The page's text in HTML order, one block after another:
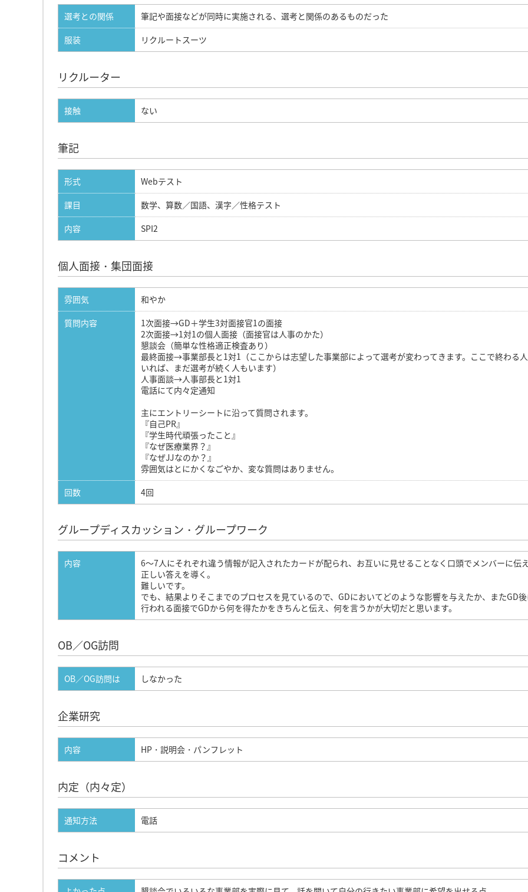
選考との関係
筆記や面接などが同時に実施される、選考と関係のあるものだった
服装
リクルートスーツ
リクルーター
接触 ない
筆記
形式
Webテスト
課目
数学、算数／国語、漢字／性格テスト
内容
SPI2
個人面接・集団面接
雰囲気
和やか
質問内容
1次面接→GD＋学生3対面接官1の面接
2次面接→1対1の個人面接（面接官は人事のかた）
懇談会（簡単な性格適正検査あり）
最終面接→事業部長と1対1（ここからは志望した事業部によって選考が変わってきます。ここで終わる
いれば、まだ選考が続く人もいます）
人事面談→人事部長と1対1
電話にて内々定通知
主にエントリーシートに沿って質問されます。
『自己PR』
『学生時代頑張ったこと』
『なぜ医療業界？』
『なぜJJなのか？』
雰囲気はとにかくなごやか、変な質問はありません。
回数
4回
グループディスカッション・グループワーク
内容
6～7人にそれぞれ違う情報が記入されたカードが配られ、お互いに見せることなく口頭でメンバーに伝え
正しい答えを導く。
難しいです。
でも、結果よりそこまでのプロセスを見ているので、GDにおいてどのような影響を与えたか、またGD
行われる面接でGDから何を得たかをきちんと伝え、何を言うかが大切だと思います。
OB／OG訪問
OB／OG訪問は しなかった
企業研究
内容 HP・説明会・パンフレット
内定（内々定）
通知方法 電話
コメント